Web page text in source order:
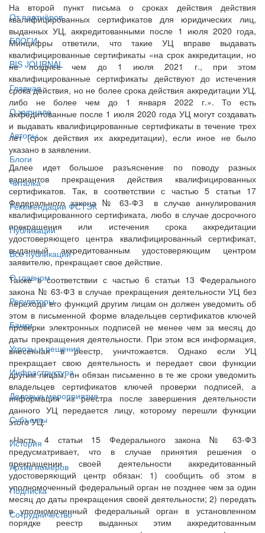
От партнёров
БЛОГИ
BIS JOURNAL
Главная
О журнале
Авторы
Блоги
Читалка
Рекомендации ФСТЭК
Публикации
Все публикации
О главном
Регуляторы
Банки
Угрозы и решения
Инфраструктура
Деловые мероприятия
Субъекты
История
Архив номеров
Подписка
Сотрудничество
На второй пункт письма о сроках действия действия
квалифицированных сертификатов для юридических лиц,
выданных УЦ, аккредитованными после 1 июля 2020 года,
Минцифры ответили, что такие УЦ вправе выдавать
квалифицированные сертификаты «на срок аккредитации, но
не позднее чем до 1 июля 2021 г., при этом
квалифицированные сертификаты действуют до истечения
срока действия, но не более срока действия аккредитации УЦ,
либо не более чем до 1 января 2022 г.». То есть
аккредитованные после 1 июля 2020 года УЦ могут создавать
и выдавать квалифицированные сертификаты в течение трех
лет (срок действия их аккредитации), если иное не было
указано в заявлении.
Далее идет большое разъяснение по поводу разных
вариантов прекращения действия квалифицированных
сертификатов. Так, в соответствии с частью 5 статьи 17
Федерального закона № 63-ФЗ в случае аннулирования
квалифицированного сертификата, любо в случае досрочного
прекращения или истечения срока аккредитации
удостоверяющего центра квалифицированный сертификат,
выданный аккредитованным удостоверяющим центром
заявителю, прекращает свое действие.
Также в соответствии с частью 6 статьи 13 Федерального
закона № 63-ФЗ в случае прекращения деятельности УЦ без
перехода его функций другим лицам он должен уведомить об
этом в письменной форме владельцев сертификатов ключей
проверки электронных подписей не менее чем за месяц до
даты прекращения деятельности. При этом вся информация,
внесенная в реестр, уничтожается. Однако если УЦ
прекращает свою деятельность и передает свои функции
другим лицам, он обязан письменно в те же сроки уведомить
владельцев сертификатов ключей проверки подписей, а
информация из реестра после завершения деятельности
данного УЦ передается лицу, которому перешли функции
этого УЦ.
«Часть 4 статьи 15 Федерального закона № 63-ФЗ
предусматривает, что в случае принятия решения о
прекращении своей деятельности аккредитованный
удостоверяющий центр обязан: 1) сообщить об этом в
уполномоченный федеральный орган не позднее чем за один
месяц до даты прекращения своей деятельности; 2) передать
в уполномоченный федеральный орган в установленном
порядке реестр выданных этим аккредитованным